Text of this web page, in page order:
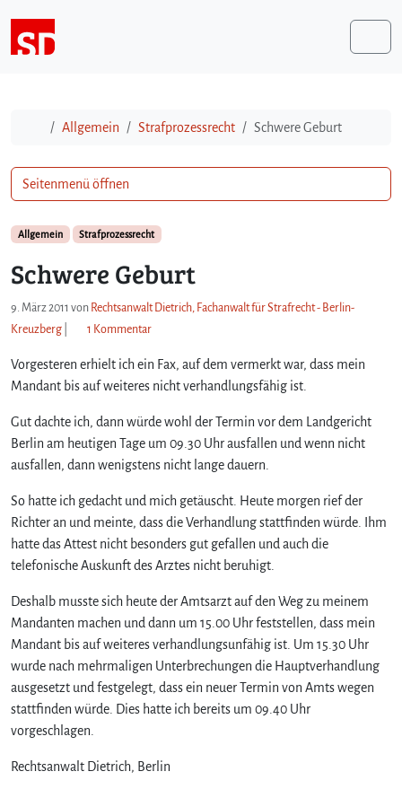
StartAllgemein Strafprozessrecht Schwere Geburt
Allgemein Strafprozessrecht
Schwere Geburt
9. März 2011 von Rechtsanwalt Dietrich, Fachanwalt für Strafrecht - Berlin-
Kreuzberg
1 Kommentarz
S
c
w
e
G
u
r
Vorgesteren erhielt ich ein Fax, auf dem vermerkt war, dass mein
Mandant bis auf weiteres nicht verhandlungsfähig ist.
Gut dachte ich, dann würde wohl der Termin vor dem Landgericht
Berlin am heutigen Tage um 09.30 Uhr ausfallen und wenn nicht
ausfallen, dann wenigstens nicht lange dauern.
So hatte ich gedacht und mich getäuscht. Heute morgen rief der
Richter an und meinte, dass die Verhandlung stattfinden würde. Ihm
hatte das Attest nicht besonders gut gefallen und auch die
telefonische Auskunft des Arztes nicht beruhigt.
Deshalb musste sich heute der Amtsarzt auf den Weg zu meinem
Mandanten machen und dann um 15.00 Uhr feststellen, dass mein
Mandant bis auf weiteres verhandlungsunfähig ist. Um 15.30 Uhr
wurde nach mehrmaligen Unterbrechungen die Hauptverhandlung
ausgesetzt und festgelegt, dass ein neuer Termin von Amts wegen
stattfinden würde. Dies hatte ich bereits um 09.40 Uhr
vorgeschlagen.
Rechtsanwalt Dietrich, Berlin
Seitenmenü öffnen